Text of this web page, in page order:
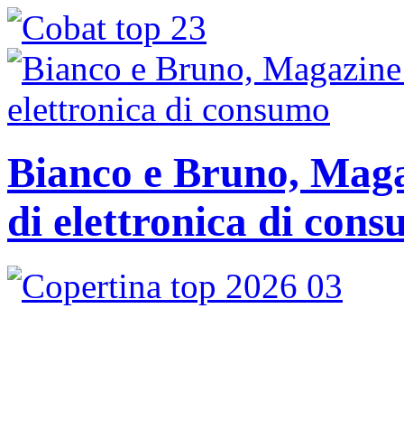
Bianco e Bruno,
di elettronica di